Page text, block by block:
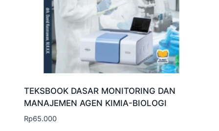
TEKSBOOK DASAR MONITORING DAN
MANAJEMEN AGEN KIMIA-BIOLOGI
Rp65.000